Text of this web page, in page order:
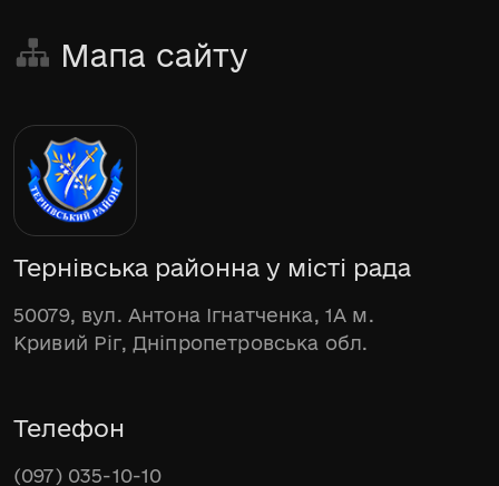
Мапа сайту
Тернівська районна у місті рада
50079, вул. Антона Ігнатченка, 1А м.
Кривий Ріг, Дніпропетровська обл.
Телефон
(097) 035-10-10